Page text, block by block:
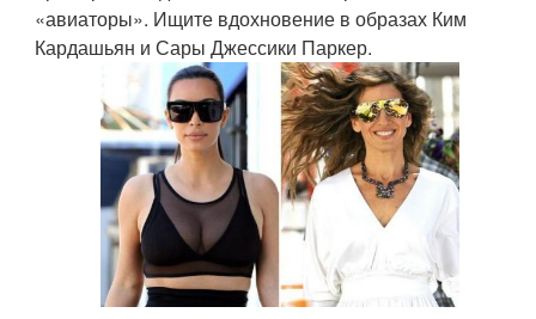
«авиаторы». Ищите вдохновение в образах Ким
Кардашьян и Сары Джессики Паркер.